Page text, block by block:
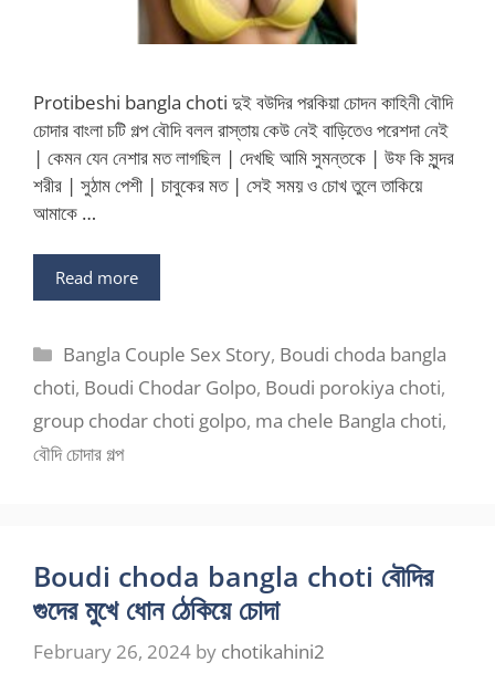
Protibeshi bangla choti দুই বউদির পরকিয়া চোদন কাহিনী বৌদি
চোদার বাংলা চটি গল্প বৌদি বলল রাস্তায় কেউ নেই বাড়িতেও পরেশদা নেই
| কেমন যেন নেশার মত লাগছিল | দেখছি আমি সুমন্তকে | উফ কি সুন্দর
শরীর | সুঠাম পেশী | চাবুকের মত | সেই সময় ও চোখ তুলে তাকিয়ে
আমাকে …
Read more
Categories
Bangla Couple Sex Story, Boudi choda bangla
choti, Boudi Chodar Golpo, Boudi porokiya choti,
group chodar choti golpo, ma chele Bangla choti,
বৌদি চোদার গল্প
Boudi choda bangla choti বৌদির
গুদের মুখে ধোন ঠেকিয়ে চোদা
February 26, 2024 by chotikahini2